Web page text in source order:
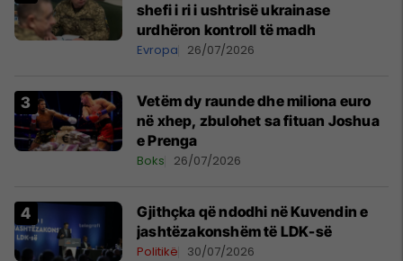
shefi i ri i ushtrisë ukrainase
urdhëron kontroll të madh
Evropa 26/07/2026
Vetëm dy raunde dhe miliona euro
në xhep, zbulohet sa fituan Joshua
e Prenga
Boks 26/07/2026
Gjithçka që ndodhi në Kuvendin e
jashtëzakonshëm të LDK-së
Politikë 30/07/2026